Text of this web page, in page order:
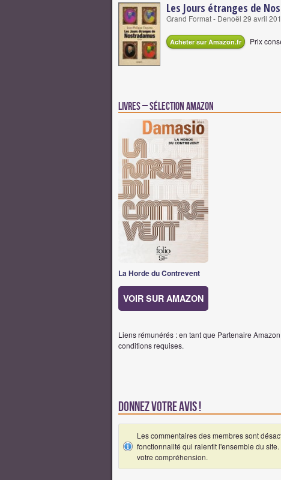
Les Jours étranges de
Grand Format - Denoël 29 avril
Acheter sur Amazon.fr Prix
Livres – Sélection Amazon
La Horde du Contrevent
VOIR SUR AMAZON
Liens rémunérés : en tant que Partenaire
conditions requises.
Donnez votre avis !
Les commentaires des membres sont
fonctionnalité qui ralentit l'ensemble du
votre compréhension.